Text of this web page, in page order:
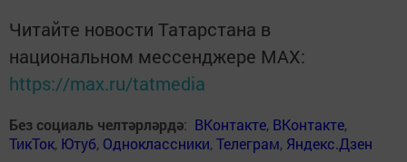
Читайте новости Татарстана в
национальном мессенджере MАХ:
https://max.ru/tatmedia
Без социаль челтәрләрдә: ВКонтакте, ВКонтакте,
ТикТок, Ютуб, Одноклассники,Телеграм, Яндекс.Дзен